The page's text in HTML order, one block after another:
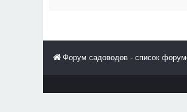
Форум садоводов - список